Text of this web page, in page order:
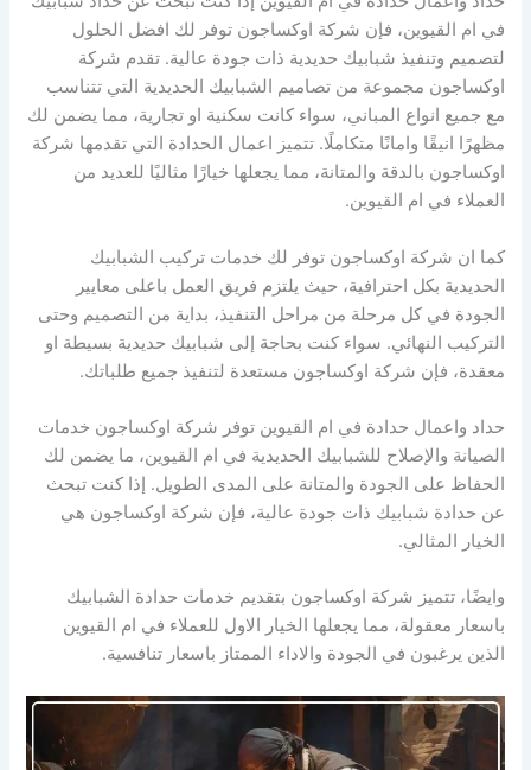
في ام القيوين، فإن شركة اوكساجون توفر لك افضل الحلول
لتصميم وتنفيذ شبابيك حديدية ذات جودة عالية. تقدم شركة
اوكساجون مجموعة من تصاميم الشبابيك الحديدية التي تتناسب
مع جميع انواع المباني، سواء كانت سكنية او تجارية، مما يضمن لك
مظهرًا انيقًا وامانًا متكاملًا. تتميز اعمال الحدادة التي تقدمها شركة
اوكساجون بالدقة والمتانة، مما يجعلها خيارًا مثاليًا للعديد من
العملاء في ام القيوين.
كما ان شركة اوكساجون توفر لك خدمات تركيب الشبابيك
الحديدية بكل احترافية، حيث يلتزم فريق العمل باعلى معايير
الجودة في كل مرحلة من مراحل التنفيذ، بداية من التصميم وحتى
التركيب النهائي. سواء كنت بحاجة إلى شبابيك حديدية بسيطة او
معقدة، فإن شركة اوكساجون مستعدة لتنفيذ جميع طلباتك.
حداد واعمال حدادة في ام القيوين توفر شركة اوكساجون خدمات
الصيانة والإصلاح للشبابيك الحديدية في ام القيوين، ما يضمن لك
الحفاظ على الجودة والمتانة على المدى الطويل. إذا كنت تبحث
عن حدادة شبابيك ذات جودة عالية، فإن شركة اوكساجون هي
الخيار المثالي.
وايضًا، تتميز شركة اوكساجون بتقديم خدمات حدادة الشبابيك
باسعار معقولة، مما يجعلها الخيار الاول للعملاء في ام القيوين
الذين يرغبون في الجودة والاداء الممتاز باسعار تنافسية.